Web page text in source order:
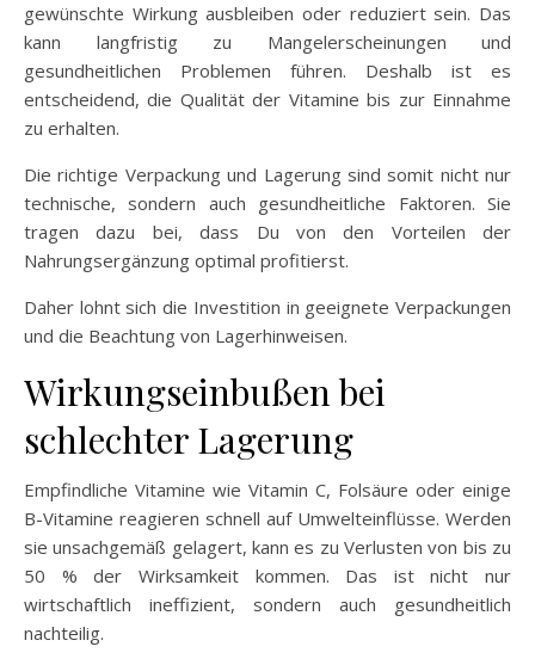
gewünschte Wirkung ausbleiben oder reduziert sein. Das
kann langfristig zu Mangelerscheinungen und
gesundheitlichen Problemen führen. Deshalb ist es
entscheidend, die Qualität der Vitamine bis zur Einnahme
zu erhalten.
Die richtige Verpackung und Lagerung sind somit nicht nur
technische, sondern auch gesundheitliche Faktoren. Sie
tragen dazu bei, dass Du von den Vorteilen der
Nahrungsergänzung optimal profitierst.
Daher lohnt sich die Investition in geeignete Verpackungen
und die Beachtung von Lagerhinweisen.
Wirkungseinbußen bei
schlechter Lagerung
Empfindliche Vitamine wie Vitamin C, Folsäure oder einige
B-Vitamine reagieren schnell auf Umwelteinflüsse. Werden
sie unsachgemäß gelagert, kann es zu Verlusten von bis zu
50 % der Wirksamkeit kommen. Das ist nicht nur
wirtschaftlich ineffizient, sondern auch gesundheitlich
nachteilig.